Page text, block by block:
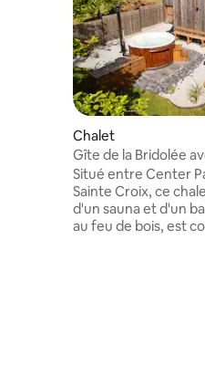
Chalet
Gîte de la Bridolée
nordique
Situé entre Center
Sainte Croix, ce
d'un sauna et d'un
au feu de bois, est